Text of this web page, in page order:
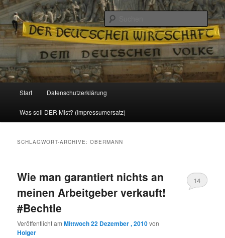
Reizzentrum
Politik, Wirtschaft, Soziales und Gesellschaft
Zum
Inhalt
Zum
sekundären
Start Datenschutzerklärung
Was soll DER Mist? (Impressumersatz)
SCHLAGWORT-ARCHIVE:OBERMANN
Wie man garantiert nichts an
meinen Arbeitgeber verkauft!
#Bechtle
Veröffentlicht amMittwoch 22 Dezember , 2010von
Holger
14